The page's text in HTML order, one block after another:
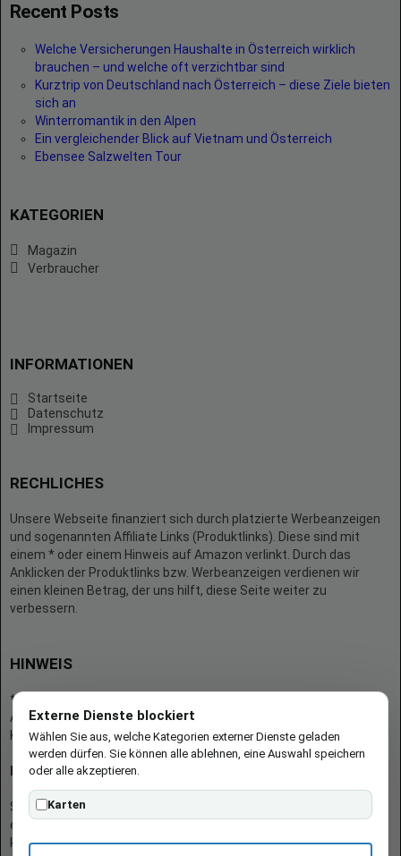
Recent Posts
Welche Versicherungen Haushalte in Österreich wirklich
brauchen – und welche oft verzichtbar sind
Kurztrip von Deutschland nach Österreich – diese Ziele bieten
sich an
Winterromantik in den Alpen
Ein vergleichender Blick auf Vietnam und Österreich
Ebensee Salzwelten Tour
KATEGORIEN
Magazin
Verbraucher
INFORMATIONEN
Startseite
Datenschutz
Impressum
RECHLICHES
Unsere Webseite finanziert sich durch platzierte Werbeanzeigen
und sogenannten Affiliate Links (Produktlinks). Diese sind mit
einem * oder einem Hinweis auf Amazon verlinkt. Durch das
Anklicken der Produktlinks bzw. Werbeanzeigen verdienen wir
einen kleinen Betrag, der uns hilft, diese Seite weiter zu
verbessern.
HINWEIS
* = Afilliate-Link (=Werbung)
Als Amazon-Partner verdient der Seitenbetreiber an qualifizierten
Käufen.
Hinweis zu Preisen und Verfügbarkeiten
Sofern Produktpreise und Verfügbarkeiten angezeigt werden,
entsprechen diese dem angegebenen Stand (Datum/Uhrzeit) und
können sich auf der verlinkten Seite jederzeit ändern. Für den Kauf
Externe Dienste blockiert
Wählen Sie aus, welche Kategorien externer Dienste geladen
werden dürfen. Sie können alle ablehnen, eine Auswahl speichern
oder alle akzeptieren.
Karten